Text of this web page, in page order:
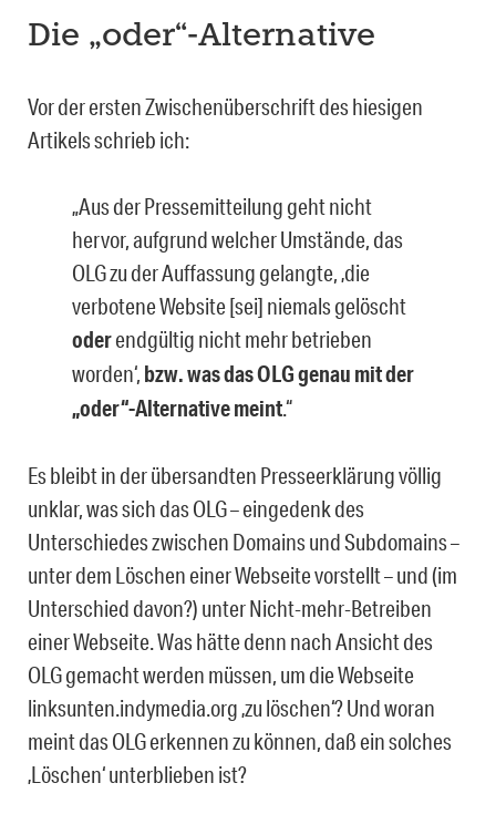
Die „oder“-Alternative
Vor der ersten Zwischenüberschrift des hiesigen
Artikels schrieb ich:
„Aus der Pressemitteilung geht nicht
hervor, aufgrund welcher Umstände, das
OLG zu der Auffassung gelangte, ‚die
verbotene Website [sei] niemals gelöscht
oderend­gültig nicht mehr betrieben
worden‘, bzw. was das OLG genau mit der
„oder“-Al­ternative meint.“
Es bleibt in der übersandten Presseerklärung völlig
unklar, was sich das OLG – einge­denk des
Unterschiedes zwischen Domains und Subdomains –
unter dem Löschen einer Webseite vorstellt – und (im
Unterschied davon?) unter Nicht-mehr-Betreiben
einer Web­seite. Was hätte denn nach Ansicht des
OLG gemacht werden müssen, um die Webseite
linksunten.indymedia.org ‚zu löschen‘? Und woran
meint das OLG erkennen zu können, daß ein solches
‚Löschen‘ unterblieben ist?